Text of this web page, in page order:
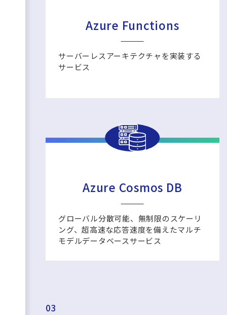
Azure Functions
サーバーレスアーキテクチャを実装する
サービス
Azure Cosmos DB
グローバル分散可能、無制限のスケーリ
ング、超高速な応答速度を備えたマルチ
モデルデータベースサービス
03